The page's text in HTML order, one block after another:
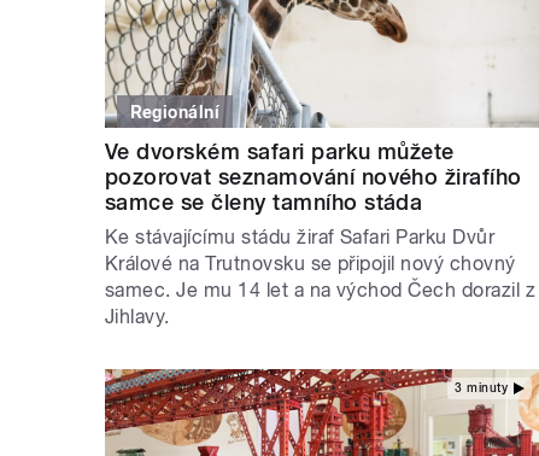
Regionální
Ve dvorském safari parku můžete
pozorovat seznamování nového žirafího
samce se členy tamního stáda
Ke stávajícímu stádu žiraf Safari Parku Dvůr
Králové na Trutnovsku se připojil nový chovný
samec. Je mu 14 let a na východ Čech dorazil z
Jihlavy.
3 minuty